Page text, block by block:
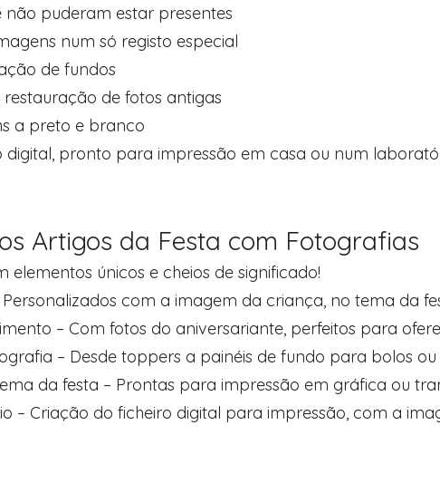
não puderam estar presentes
num só registo especial
de fundos
de fotos antigas
a preto e branco
digital, pronto para impressão em casa ou num
Artigos da Festa com Fotografias
elementos únicos e cheios de significado!
com a imagem da criança, no tema da
– Com fotos do aniversariante, perfeitos para
– Desde toppers a painéis de fundo para bolos ou
da festa – Prontas para impressão em gráfica ou
– Criação do ficheiro digital para impressão, com a